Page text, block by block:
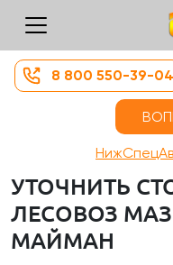
8 800 550-39-04
УТОЧНИТЬ
ЛЕСОВОЗ МАЗ
МАЙМАН